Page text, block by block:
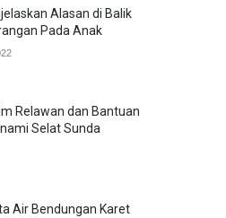
Alasan di Balik
Pada Anak
Relawan dan Bantuan
Selat Sunda
Air Bendungan Karet